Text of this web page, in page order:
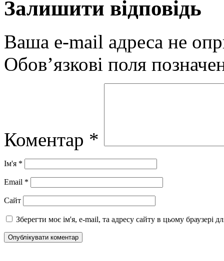
Залишити відповідь
Ваша e-mail адреса не
Обов’язкові поля
Коментар *
Ім'я *
Email *
Сайт
Зберегти моє ім'я, e-mail, та адресу сайту в цьому браузері